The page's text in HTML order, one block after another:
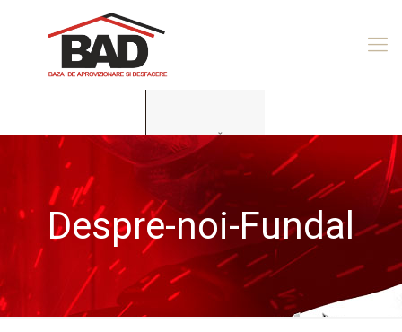
ANGAJĂRI
Despre-noi-Fundal